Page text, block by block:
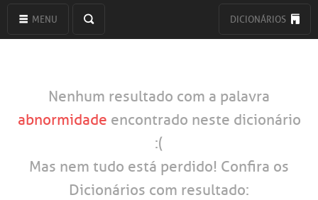
MENU DICIONÁRIOS
Nenhum resultado com a palavra
abnormidade encontrado neste dicionário
:(
Mas nem tudo está perdido! Confira os
Dicionários com resultado: